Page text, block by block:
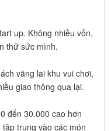
up. Không nhiều vốn,
thử sức mình.
vãng lai khu vui chơi,
giao thông qua lại.
đến 30.000 cao hơn
trung vào các món